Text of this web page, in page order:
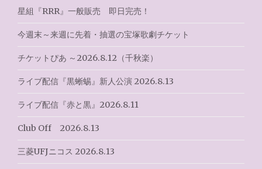
シ
ョ
ン
星組『RRR』一般販売 即日完売！
今週末～来週に先着・抽選の宝塚歌劇チケット
チケットぴあ ～2026.8.12（千秋楽）
ライブ配信『黒蜥蜴』新人公演 2026.8.13
ライブ配信『赤と黒』2026.8.11
Club Off 2026.8.13
三菱UFJニコス 2026.8.13